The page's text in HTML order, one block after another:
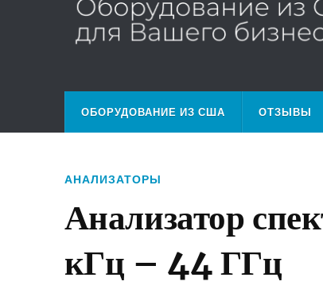
ОБОРУДОВАНИЕ ИЗ США ОТЗЫВЫ
АНАЛИЗАТОРЫ
Анализатор
кГц – 44 ГГц